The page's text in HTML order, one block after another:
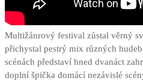
Multižánrový festival zůstal věrný
přichystal pestrý mix různých
scénách představí hned dvanáct
doplní špička domácí nezávislé